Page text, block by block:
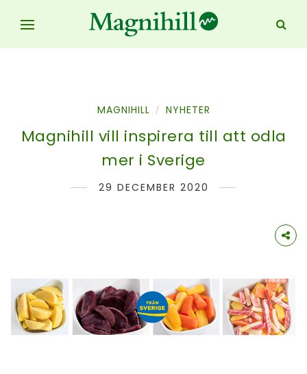
MAGNIHILL / NYHETER
Magnihill vill inspirera till att odla
mer i Sverige
29 DECEMBER 2020